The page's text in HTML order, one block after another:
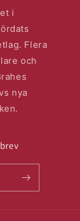
i
Flera
och
nya